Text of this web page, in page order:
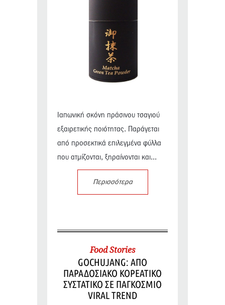
Ιαπωνική σκόνη πράσινου τσαγιού
εξαιρετικής ποιότητας. Παράγεται
από προσεκτικά επιλεγμένα φύλλα
που ατμίζονται, ξηραίνονται και...
Περισσότερα
Food Stories
GOCHUJANG: ΑΠΟ
ΠΑΡΑΔΟΣΙΑΚΟ ΚΟΡΕΑΤΙΚΟ
ΣΥΣΤΑΤΙΚΟ ΣΕ ΠΑΓΚΟΣΜΙΟ
VIRAL TREND